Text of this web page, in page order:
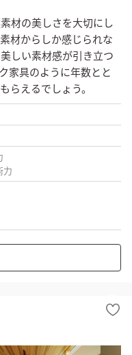
材の美しさを大切にし
材からしか感じられな
しい素材感が引き立つ
家具のように年数とと
らえるでしょう。
力